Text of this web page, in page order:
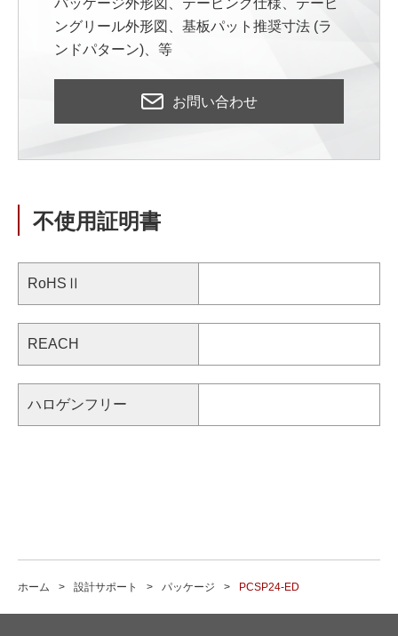
パッケージ外形図、テーピング仕様、テーピ
ングリール外形図、基板パット推奨寸法 (ラ
ンドパターン)、等
お問い合わせ
不使用証明書
RoHSⅡ
REACH
ハロゲンフリー
ホーム 設計サポート パッケージ PCSP24-ED